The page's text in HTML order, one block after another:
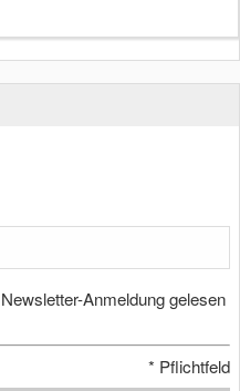
Anmeldung gelesen
* Pflichtfeld